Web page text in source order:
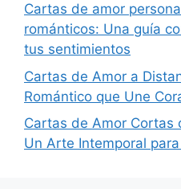
Cartas de amor
románticos: Una guía
tus sentimientos
Cartas de Amor a
Romántico que Une
Cartas de Amor Cortas
Un Arte Intemporal